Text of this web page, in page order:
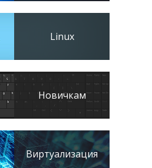
Linux
Новичкам
Виртуализация